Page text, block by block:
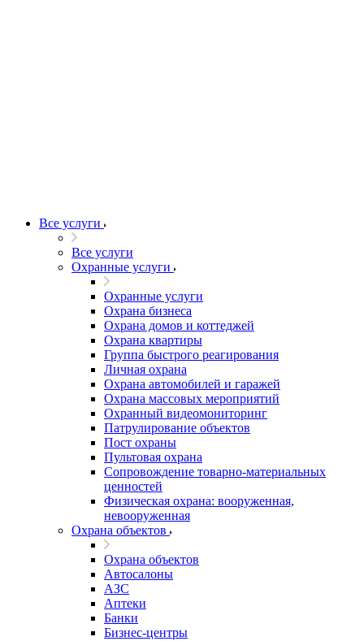
Все услуги
Все услуги
Охранные услуги
Охранные услуги
Охрана бизнеса
Охрана домов и коттеджей
Охрана квартиры
Группа быстрого реагирования
Личная охрана
Охрана автомобилей и гаражей
Охрана массовых мероприятий
Охранный видеомониторинг
Патрулирование объектов
Пост охраны
Пультовая охрана
Сопровождение товарно-материальных
ценностей
Физическая охрана: вооруженная,
невооруженная
Охрана объектов
Охрана объектов
Автосалоны
АЗС
Аптеки
Банки
Бизнес-центры